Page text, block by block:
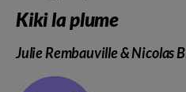
Kiki la plume
Julie Rembauville & Nicolas